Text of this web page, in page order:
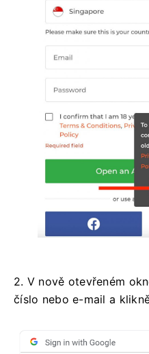
2. V nově otevřeném
číslo nebo e-mail a